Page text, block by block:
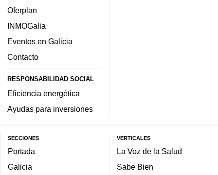
Oferplan
INMOGalia
Eventos en Galicia
Contacto
RESPONSABILIDAD SOCIAL
Eficiencia energética
Ayudas para inversiones
SECCIONES
Portada
Galicia
VERTICALES
La Voz de la Salud
Sabe Bien